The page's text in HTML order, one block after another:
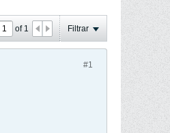
of 1 Filtrar
#1